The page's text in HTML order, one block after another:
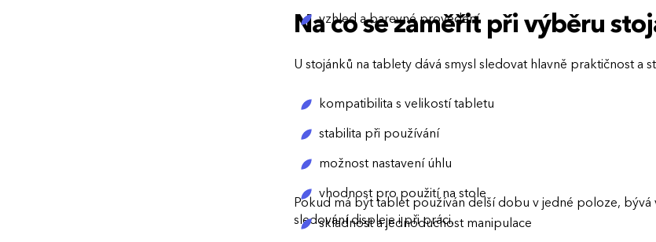
vzhled a barevné provedení
Na co se zaměřit při výběru
U stojánků na tablety dává smysl sledovat hlavně praktičnost a
kompatibilita s velikostí tabletu
stabilita při používání
možnost nastavení úhlu
vhodnost pro použití na stole
skladnost a jednoduchost manipulace
Pokud má být tablet používán delší dobu v jedné poloze,
sledování displeje i při práci.